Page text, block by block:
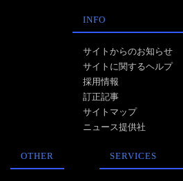
INFO
サイトからのお知らせ
サイトに関するヘルプ
採用情報
訂正記事
サイトマップ
ニュース提供社
OTHER SERVICES